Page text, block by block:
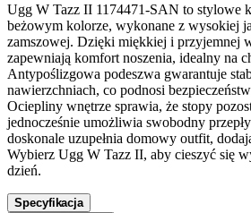
Ugg W Tazz II 1174471-SAN to stylowe
beżowym kolorze, wykonane z wysokiej
zamszowej. Dzięki miękkiej i przyjemnej
zapewniają komfort noszenia, idealny na
Antypoślizgowa podeszwa gwarantuje
nawierzchniach, co podnosi
Ociepliny wnętrze sprawia, że stopy
jednocześnie umożliwia swobodny
doskonale uzupełnia domowy outfit,
Wybierz Ugg W Tazz II, aby cieszyć się
dzień.
Specyfikacja